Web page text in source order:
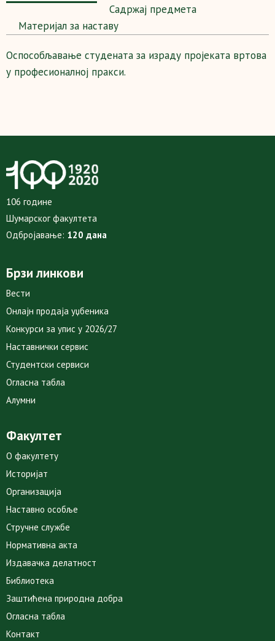
Садржај предмета
Maтеријал за наставу
Оспособљавање студената за израду пројеката вртова
у професионалној пракси.
106 године
Шумарског факултета
Одбројавање: 120 дана
Брзи линкови
Вести
Онлајн продаја уџбеника
Конкурси за упис у 2026/27
Наставнички сервис
Студентски сервиси
Огласна табла
Алумни
Факултет
О факултету
Историјат
Организација
Наставно особље
Стручне службе
Нормативна акта
Издавачка делатност
Библиотека
Заштићена природна добра
Огласна табла
Контакт